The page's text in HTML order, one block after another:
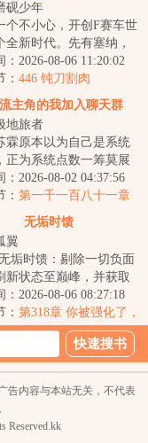
砚少年
个不小心，开创F赛车世
全新时代。先有塞纳，
赫，然后就是...
：2026-08-06 11:20:02
446 钝刀割肉
主角的我加入聊天群
地旅者
霖原本以为自己是系统
正为系统点数一筹莫展
声提示告知他加入了聊
霖、...
：2026-08-02 04:37:56
第一千一百八十一章
无垢时馈
翼
垢时馈：剔除一切负面
新状态至巅峰，并获取
状态锻炼一定时间后的
反馈...
：2026-08-06 08:27:18
第318章 你被强化了，
告内容与本站无关，不代表
Reserved.kk